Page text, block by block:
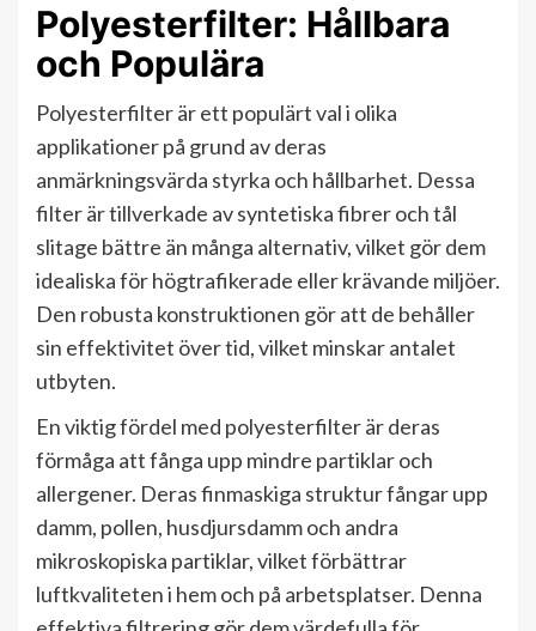
Polyesterfilter: Hållbara
och Populära
Polyesterfilter är ett populärt val i olika
applikationer på grund av deras
anmärkningsvärda styrka och hållbarhet. Dessa
filter är tillverkade av syntetiska fibrer och tål
slitage bättre än många alternativ, vilket gör dem
idealiska för högtrafikerade eller krävande miljöer.
Den robusta konstruktionen gör att de behåller
sin effektivitet över tid, vilket minskar antalet
utbyten.
En viktig fördel med polyesterfilter är deras
förmåga att fånga upp mindre partiklar och
allergener. Deras finmaskiga struktur fångar upp
damm, pollen, husdjursdamm och andra
mikroskopiska partiklar, vilket förbättrar
luftkvaliteten i hem och på arbetsplatser. Denna